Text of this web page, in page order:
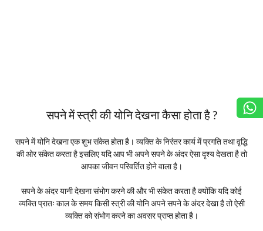
सपने में स्त्री की योनि देखना कैसा होता है ?
सपने में योनि देखना एक शुभ संकेत होता है। व्यक्ति के निरंतर कार्य में प्रगति तथा वृद्धि
की ओर संकेत करता है इसलिए यदि आप भी अपने सपने के अंदर ऐसा दृश्य देखता है तो
आपका जीवन परिवर्तित होने वाला है।
सपने के अंदर यानी देखना संभोग करने की और भी संकेत करता है क्योंकि यदि कोई
व्यक्ति प्रातः काल के समय किसी स्त्री की योनि अपने सपने के अंदर देखा है तो ऐसी
व्यक्ति को संभोग करने का अवसर प्राप्त होता है।